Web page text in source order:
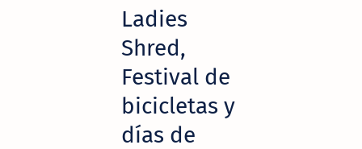
Ladies
Shred,
Festival de
bicicletas y
días de